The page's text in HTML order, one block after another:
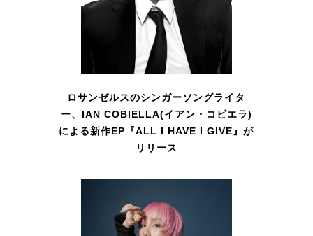
ロサンゼルスのシンガーソングライタ
ー、IAN COBIELLA(イアン・コビエラ)
による新作EP『ALL I HAVE I GIVE』が
リリース